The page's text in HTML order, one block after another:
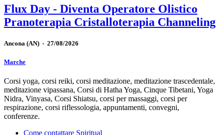
Flux Day - Diventa Operatore Olistico
Pranoterapia Cristalloterapia Channeling
Ancona (AN) - 27/08/2026
Marche
Corsi yoga, corsi reiki, corsi meditazione, meditazione trascedentale,
meditazione vipassana, Corsi di Hatha Yoga, Cinque Tibetani, Yoga
Nidra, Vinyasa, Corsi Shiatsu, corsi per massaggi, corsi per
respirazione, corsi riflessologia, appuntamenti, convegni,
conferenze.
Come contattare Spiritual